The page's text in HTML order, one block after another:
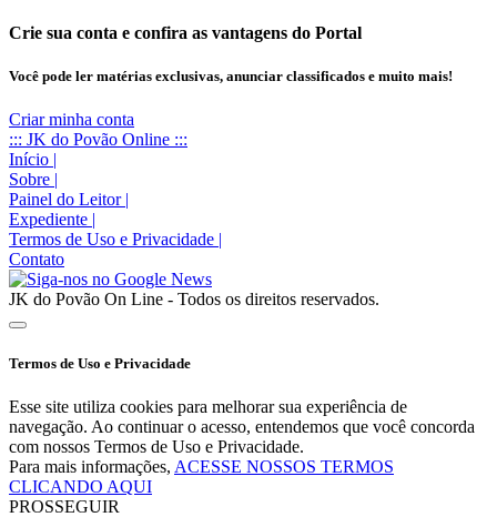
Crie sua conta e confira as vantagens do Portal
Você pode ler matérias exclusivas, anunciar classificados e muito mais!
Criar minha conta
::: JK do Povão Online :::
Início |
Sobre |
Painel do Leitor |
Expediente |
Termos de Uso e Privacidade |
Contato
JK do Povão On Line - Todos os direitos reservados.
Termos de Uso e Privacidade
Esse site utiliza cookies para melhorar sua experiência de
navegação. Ao continuar o acesso, entendemos que você concorda
com nossos Termos de Uso e Privacidade.
Para mais informações, ACESSE NOSSOS TERMOS
CLICANDO AQUI
PROSSEGUIR